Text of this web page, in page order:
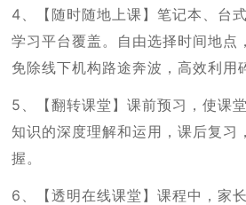
4、【随时随地上课】笔记本、台
学习平台覆盖。自由选择时间地点
免除线下机构路途奔波，高效利用
5、【翻转课堂】课前预习，使课
知识的深度理解和运用，课后复习
握。
6、【透明在线课堂】课程中，家